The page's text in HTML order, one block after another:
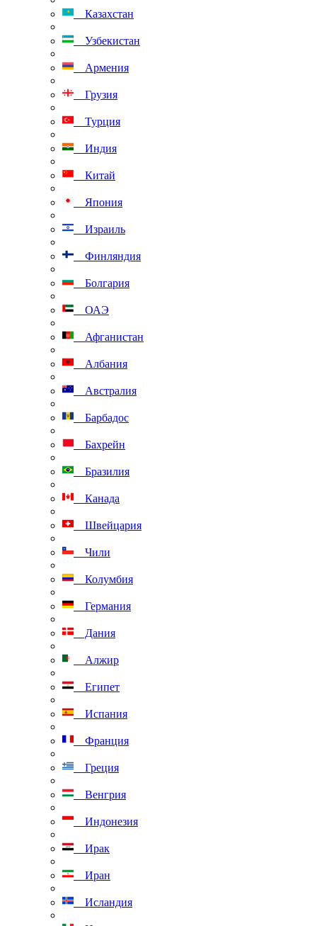
Казахстан
Узбекистан
Армения
Грузия
Турция
Индия
Китай
Япония
Израиль
Финляндия
Болгария
ОАЭ
Афганистан
Албания
Австралия
Барбадос
Бахрейн
Бразилия
Канада
Швейцария
Чили
Колумбия
Германия
Дания
Алжир
Египет
Испания
Франция
Греция
Венгрия
Индонезия
Ирак
Иран
Исландия